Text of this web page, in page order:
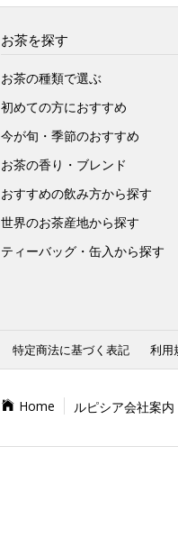
お茶を探す
お茶の種類で選ぶ
初めての方におすすめ
今が旬・季節のおすすめ
お茶の香り・ブレンド
おすすめの飲み方から探す
世界のお茶産地から探す
ティーバッグ・缶入から探す
特定商法に基づく表記 利用
Home ルピシア会社案内